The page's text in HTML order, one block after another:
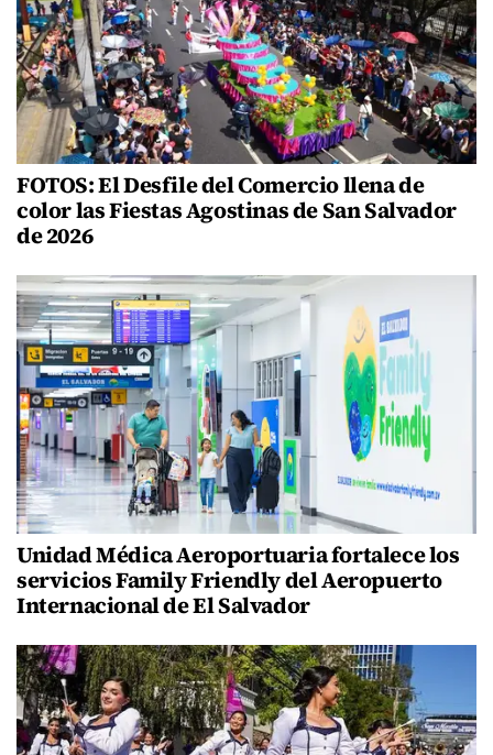
FOTOS: El Desfile del Comercio llena de
color las Fiestas Agostinas de San Salvador
de 2026
Unidad Médica Aeroportuaria fortalece los
servicios Family Friendly del Aeropuerto
Internacional de El Salvador